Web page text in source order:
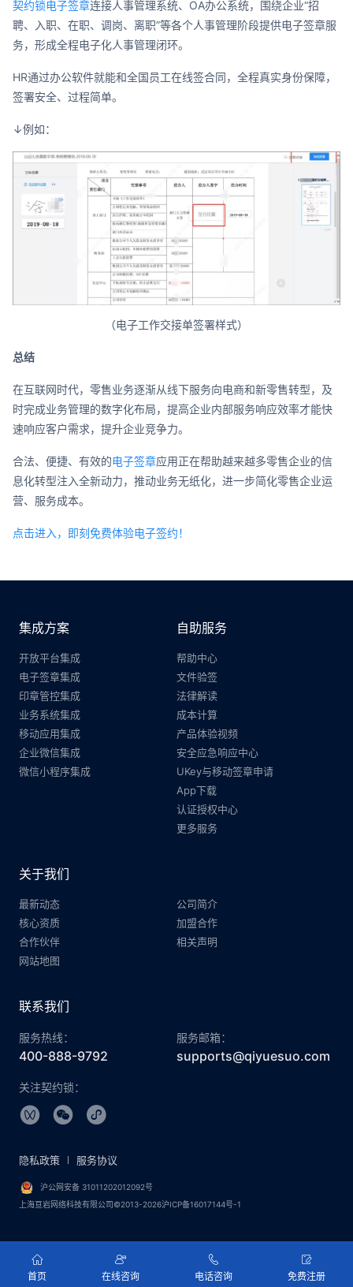
契约锁电子签章连接人事管理系统、OA办公系统，围绕企业“招
聘、入职、在职、调岗、离职”等各个人事管理阶段提供电子签章服
务，形成全程电子化人事管理闭环。
HR通过办公软件就能和全国员工在线签合同，全程真实身份保障，
签署安全、过程简单。
↓例如：
（电子工作交接单签署样式）
总结
在互联网时代，零售业务逐渐从线下服务向电商和新零售转型，及
时完成业务管理的数字化布局，提高企业内部服务响应效率才能快
速响应客户需求，提升企业竞争力。
合法、便捷、有效的电子签章应用正在帮助越来越多零售企业的信
息化转型注入全新动力，推动业务无纸化，进一步简化零售企业运
营、服务成本。
点击进入，即刻免费体验电子签约！
集成方案
开放平台集成
电子签章集成
印章管控集成
业务系统集成
移动应用集成
企业微信集成
微信小程序集成
自助服务
帮助中心
文件验签
法律解读
成本计算
产品体验视频
安全应急响应中心
UKey与移动签章申请
App下载
认证授权中心
更多服务
关于我们
最新动态
公司简介
核心资质
加盟合作
合作伙伴
相关声明
网站地图
联系我们
服务热线：
400-888-9792
服务邮箱：
supports@qiyuesuo.com
关注契约锁：
沪公网安备 31011202012092号
上海亘岩网络科技有限公司©2013-2026沪ICP备16017144号-1
隐私政策 服务协议
首页 在线咨询 电话咨询 免费注册